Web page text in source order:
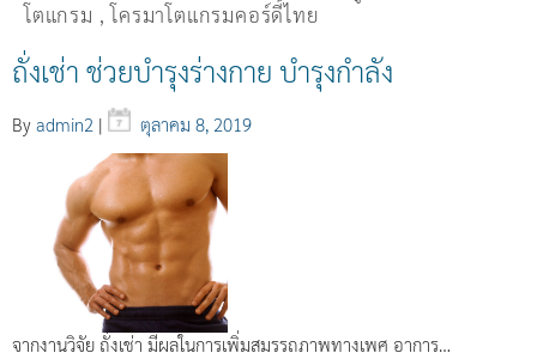
โตแกรม ,โครมาโตแกรมคอร์ดี้ไทย
ถั่งเช่า ช่วยบำรุงร่างกาย บำรุงกำลัง
By admin2 | ตุลาคม 8, 2019
จากงานวิจัย ถั่งเช่า มีผลในการเพิ่มสมรรถภาพทางเพศ อาการ…